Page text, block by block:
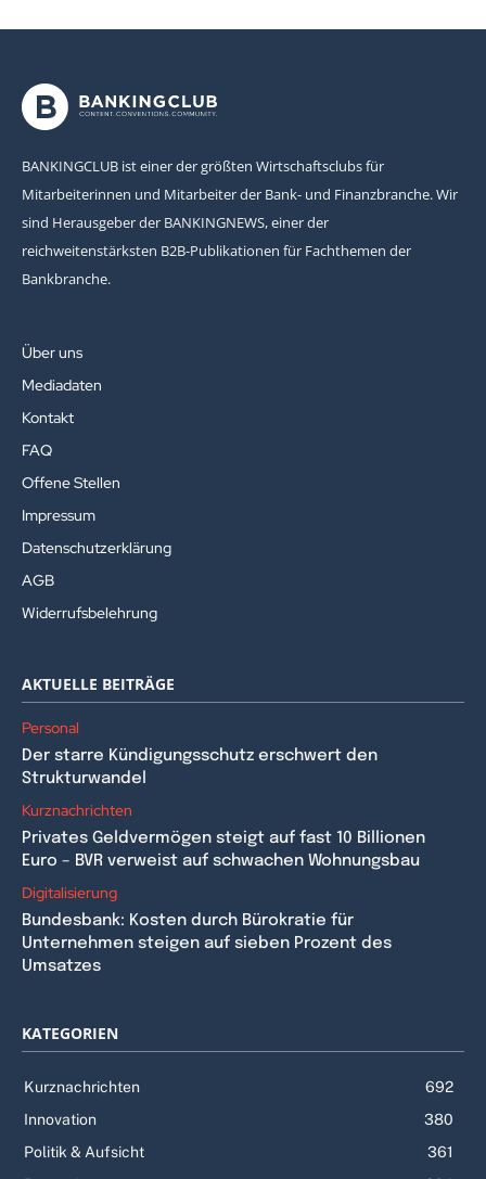
BANKINGCLUB ist einer der größten Wirtschaftsclubs für
Mitarbeiterinnen und Mitarbeiter der Bank- und Finanzbranche. Wir
sind Herausgeber der BANKINGNEWS, einer der
reichweitenstärksten B2B-Publikationen für Fachthemen der
Bankbranche.
Über uns
Mediadaten
Kontakt
FAQ
Offene Stellen
Impressum
Datenschutzerklärung
AGB
Widerrufsbelehrung
AKTUELLE BEITRÄGE
Personal
Der starre Kündigungsschutz erschwert den
Strukturwandel
Kurznachrichten
Privates Geldvermögen steigt auf fast 10 Billionen
Euro – BVR verweist auf schwachen Wohnungsbau
Digitalisierung
Bundesbank: Kosten durch Bürokratie für
Unternehmen steigen auf sieben Prozent des
Umsatzes
KATEGORIEN
Kurznachrichten
692
Innovation
380
Politik & Aufsicht
361